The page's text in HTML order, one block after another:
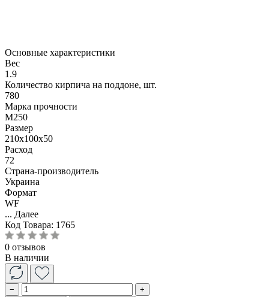
Основные характеристики
Вес
1.9
Количество кирпича на поддоне, шт.
780
Марка прочности
М250
Размер
210x100x50
Расход
72
Страна-производитель
Украина
Формат
WF
... Далее
Код Товара: 1765
0 отзывов
В наличии
−
+